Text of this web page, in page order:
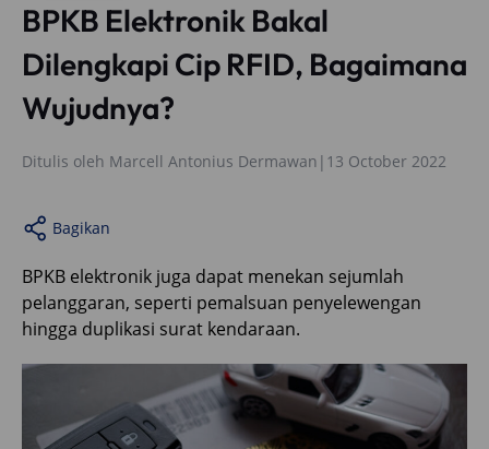
BPKB Elektronik Bakal
Dilengkapi Cip RFID, Bagaimana
Wujudnya?
Ditulis oleh Marcell Antonius Dermawan | 13 October 2022
Bagikan
BPKB elektronik juga dapat menekan sejumlah
pelanggaran, seperti pemalsuan penyelewengan
hingga duplikasi surat kendaraan.